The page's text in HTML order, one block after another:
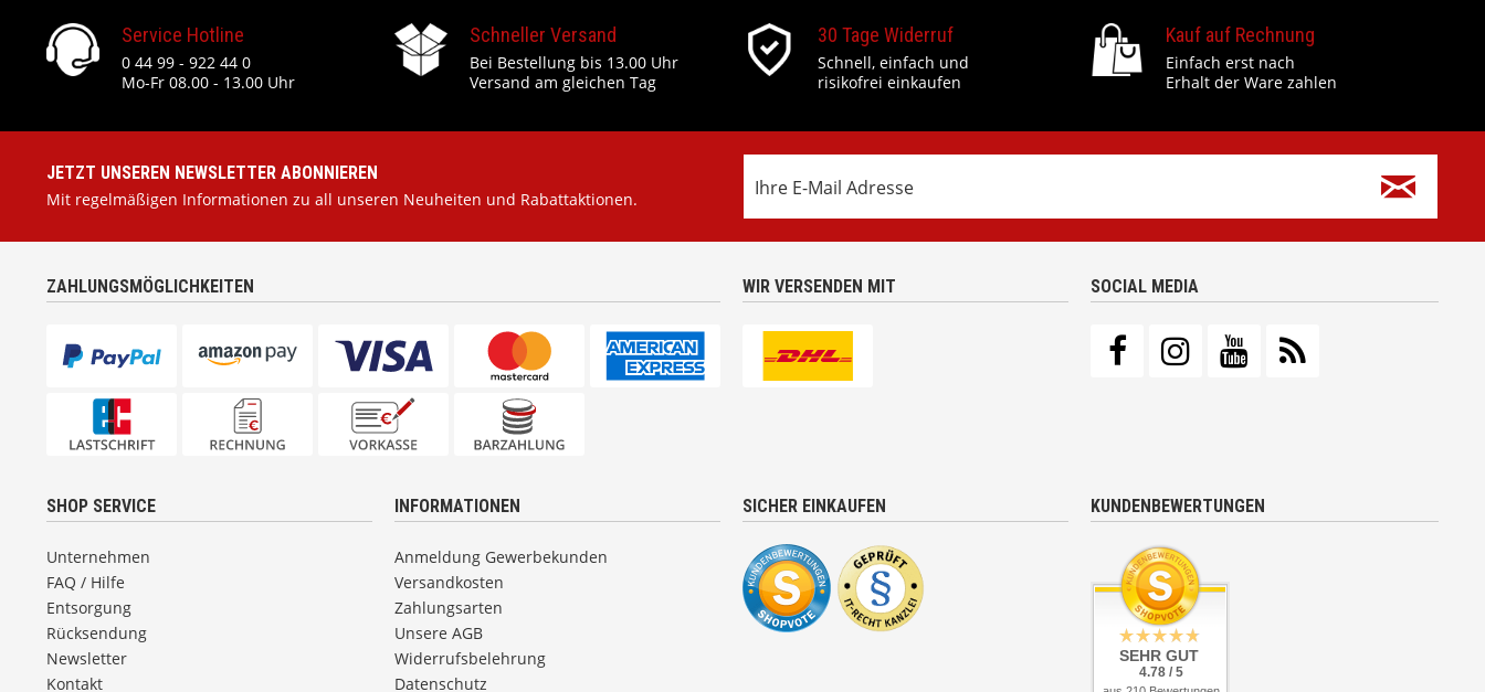
Service Hotline
0 44 99 - 922 44 0
Mo-Fr 08.00 - 13.00 Uhr
Schneller Versand
Bei Bestellung bis 13.00 Uhr
Versand am gleichen Tag
30 Tage Widerruf
Schnell, einfach und
risikofrei einkaufen
Kauf auf Rechnung
Einfach erst nach
Erhalt der Ware zahlen
JETZT UNSEREN NEWSLETTER ABONNIEREN
Mit regelmäßigen Informationen zu all unseren Neuheiten und Rabattaktionen.
ZAHLUNGSMÖGLICHKEITEN WIR VERSENDEN MIT SOCIAL MEDIA
SHOP SERVICE
Unternehmen
FAQ / Hilfe
Entsorgung
Rücksendung
Newsletter
Kontakt
INFORMATIONEN
Anmeldung Gewerbekunden
Versandkosten
Zahlungsarten
Unsere AGB
Widerrufsbelehrung
Datenschutz
SICHER EINKAUFEN KUNDENBEWERTUNGEN
SEHR GUT
4.78 / 5